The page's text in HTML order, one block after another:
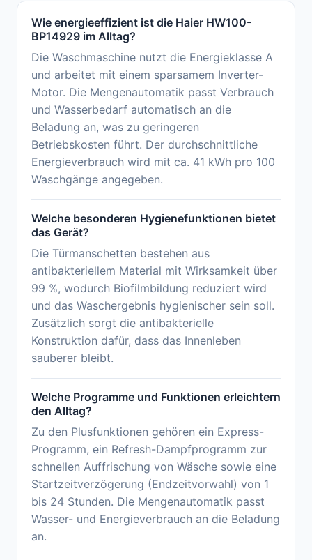
Wie energieeffizient ist die Haier HW100-
BP14929 im Alltag?
Die Waschmaschine nutzt die Energieklasse A
und arbeitet mit einem sparsamem Inverter-
Motor. Die Mengenautomatik passt Verbrauch
und Wasserbedarf automatisch an die
Beladung an, was zu geringeren
Betriebskosten führt. Der durchschnittliche
Energieverbrauch wird mit ca. 41 kWh pro 100
Waschgänge angegeben.
Welche besonderen Hygienefunktionen bietet
das Gerät?
Die Türmanschetten bestehen aus
antibakteriellem Material mit Wirksamkeit über
99 %, wodurch Biofilmbildung reduziert wird
und das Waschergebnis hygienischer sein soll.
Zusätzlich sorgt die antibakterielle
Konstruktion dafür, dass das Innenleben
sauberer bleibt.
Welche Programme und Funktionen erleichtern
den Alltag?
Zu den Plusfunktionen gehören ein Express-
Programm, ein Refresh-Dampfprogramm zur
schnellen Auffrischung von Wäsche sowie eine
Startzeitverzögerung (Endzeitvorwahl) von 1
bis 24 Stunden. Die Mengenautomatik passt
Wasser- und Energieverbrauch an die Beladung
an.